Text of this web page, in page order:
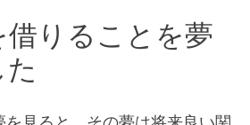
りることを夢